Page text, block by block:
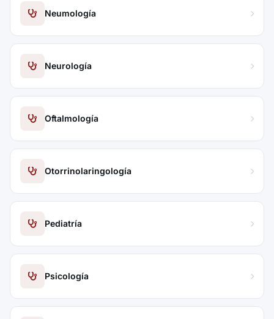
Neumología
Neurología
Oftalmología
Otorrinolaringología
Pediatría
Psicología